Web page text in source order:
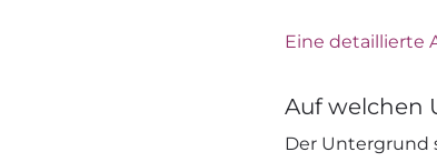
Eine detaillierte
Auf welchen
Der Untergrund